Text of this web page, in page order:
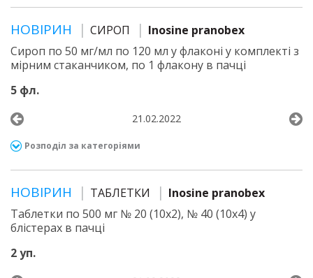
НОВІРИН СИРОП
Inosine pranobex
Сироп по 50 мг/мл по 120 мл у флаконі у комплекті з
мірним стаканчиком, по 1 флакону в пачці
5 фл.
21.02.2022
Розподіл за категоріями
НОВІРИН ТАБЛЕТКИ
Inosine pranobex
Таблетки по 500 мг № 20 (10х2), № 40 (10х4) у
блістерах в пачці
2 уп.